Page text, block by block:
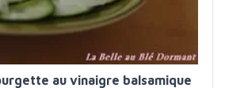
au vinaigre balsamique